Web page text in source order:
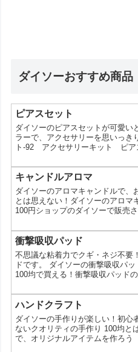
ダイソーおすすめ商品
ピアスセット
ダイソーのピアスセットが可愛い
ラーで、アクセサリーを思いっき
ト-92 アクセサリーキット ピア
ト-94 アクセサリーキット ピア
ト-95 アクセサリーキット ピア
ト-96 アクセサリーキット ピア
ト-97 アクセサリーキット ピア
キャンドルアロマ
ダイソーのアロマキャンドルで、
とは思えない！ダイソーのアロマ
100円ショップのダイソーで販売
んなダイソーのアロマキャンドル
間に変えるための選び方や使い方
アロマキャンドルが人気なの？
マキャンドルは、デザインが豊富
衝撃吸収パッド
不思議な粘着力でクギ・ネジ不要
ドです。 ダイソーの衝撃吸収パ
100均で買える！衝撃吸収パッド
ョップのダイソーで売っている「
な悩みを簡単に解決できるんです
ッドの魅力や、意外な使い方まで
収パッドってどんなもの？ ダイ
ハンドクラフト
ダイソーの手作りが楽しい！初心
ないクオリティの手作り 100均と
で、オリジナルアイテムを作ろう